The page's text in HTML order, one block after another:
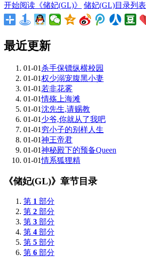
开始阅读《储妃(GL)》
储妃(GL)目录列表
最近更新
01-01杀手保镖纵横校园
01-01权少溺宠腹黑小妻
01-01 若非花雾
01-01情殇上海滩
01-01沈先生,请赐教
01-01 少爷,你就从了我吧
01-01 穷小子的别样人生
01-01神王帝君
01-01神秘殿下的预备Queen
01-01情系狐狸精
《储妃(GL)》章节目录
第 1 部分
第 2 部分
第 3 部分
第 4 部分
第 5 部分
第 6 部分